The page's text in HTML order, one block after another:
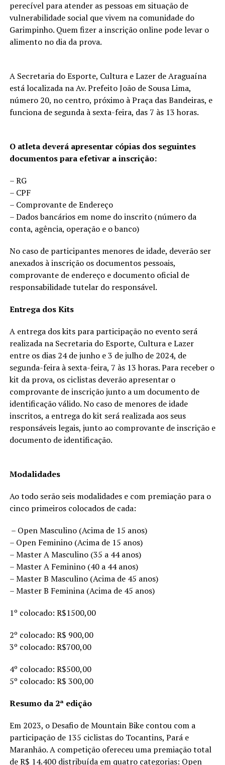
perecível para atender as pessoas em situação de
vulnerabilidade social que vivem na comunidade do
Garimpinho. Quem fizer a inscrição online pode levar o
alimento no dia da prova.
A Secretaria do Esporte, Cultura e Lazer de Araguaína
está localizada na Av. Prefeito João de Sousa Lima,
número 20, no centro, próximo à Praça das Bandeiras, e
funciona de segunda à sexta-feira, das 7 às 13 horas.
O atleta deverá apresentar cópias dos seguintes
documentos para efetivar a inscrição:
– RG
– CPF
– Comprovante de Endereço
– Dados bancários em nome do inscrito (número da
conta, agência, operação e o banco)
No caso de participantes menores de idade, deverão ser
anexados à inscrição os documentos pessoais,
comprovante de endereço e documento oficial de
responsabilidade tutelar do responsável.
Entrega dos Kits
A entrega dos kits para participação no evento será
realizada na Secretaria do Esporte, Cultura e Lazer
entre os dias 24 de junho e 3 de julho de 2024, de
segunda-feira à sexta-feira, 7 às 13 horas. Para receber o
kit da prova, os ciclistas deverão apresentar o
comprovante de inscrição junto a um documento de
identificação válido. No caso de menores de idade
inscritos, a entrega do kit será realizada aos seus
responsáveis legais, junto ao comprovante de inscrição e
documento de identificação.
Modalidades
Ao todo serão seis modalidades e com premiação para o
cinco primeiros colocados de cada:
– Open Masculino (Acima de 15 anos)
– Open Feminino (Acima de 15 anos)
– Master A Masculino (35 a 44 anos)
– Master A Feminino (40 a 44 anos)
– Master B Masculino (Acima de 45 anos)
– Master B Feminina (Acima de 45 anos)
1º colocado: R$1500,00
2º colocado: R$ 900,00
3º colocado: R$700,00
4º colocado: R$500,00
5º colocado: R$ 300,00
Resumo da 2ª edição
Em 2023, o Desafio de Mountain Bike contou com a
participação de 135 ciclistas do Tocantins, Pará e
Maranhão. A competição ofereceu uma premiação total
de R$ 14.400 distribuída em quatro categorias: Open